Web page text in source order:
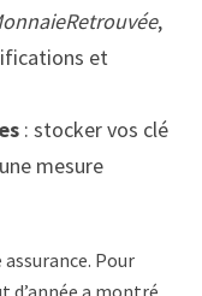
,
et
: stocker vos clés
mesure
Pour
d’année a montré